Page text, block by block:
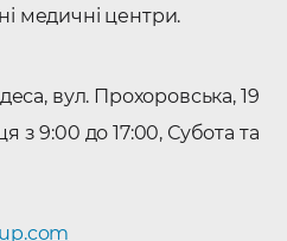
медичні центри.
вул. Прохоровська, 19
з 9:00 до 17:00, Субота та